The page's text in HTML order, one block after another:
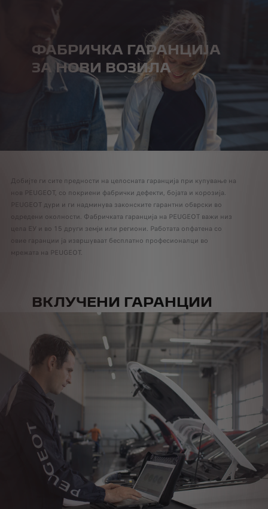
ФАБРИЧКА ГАРАНЦИЈА
ЗА НОВИ ВОЗИЛА
Добијте ги сите предности на целосната гаранција при купување на
нов PEUGEOT, со покриени фабрички дефекти, бојата и корозија.
PEUGEOT дури и ги надминува законските гарантни обврски во
одредени околности. Фабричката гаранција на PEUGEOT важи низ
цела ЕУ и во 15 други земји или региони. Работата опфатена со
овие гаранции ја извршуваат бесплатно професионалци во
мрежата на PEUGEOT.
ВКЛУЧЕНИ ГАРАНЦИИ